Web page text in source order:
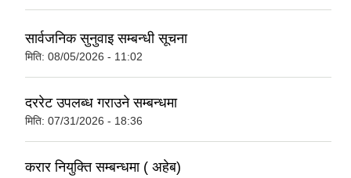
सार्वजनिक सुनुवाइ सम्बन्धी सूचना
मिति: 08/05/2026 - 11:02
दररेट उपलब्ध गराउने सम्बन्धमा
मिति: 07/31/2026 - 18:36
करार नियुक्ति सम्बन्धमा ( अहेब)